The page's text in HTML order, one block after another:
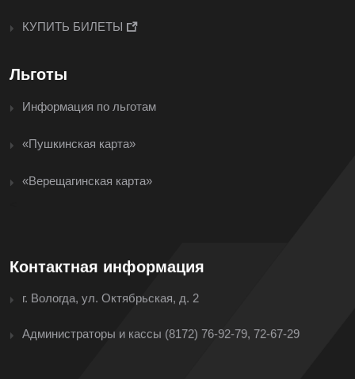
КУПИТЬ БИЛЕТЫ
Льготы
Информация по льготам
«Пушкинская карта»
«Верещагинская карта»
Контактная информация
г. Вологда, ул. Октябрьская, д. 2
Администраторы и кассы (8172) 76-92-79, 72-67-29